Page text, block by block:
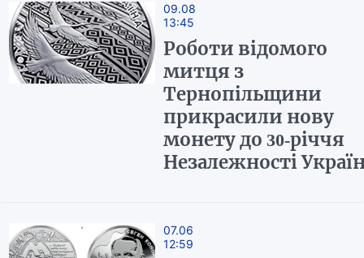
09.08
13:45
Роботи відомого
митця з
Тернопільщини
прикрасили нову
монету до 30-річчя
Незалежності
07.06
12:59